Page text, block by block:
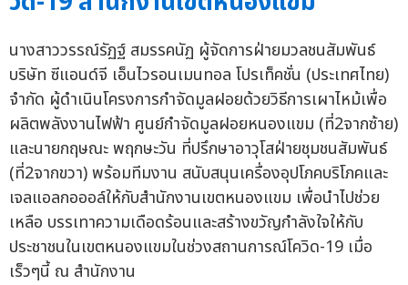
นางสาววรรณ์รัฏฐ์ สมรรคนัฏ ผู้จัดการฝ่ายมวลชนสัมพันธ์
บริษัท ซีแอนด์จี เอ็นไวรอนเมนทอล โปรเท็คชั่น (ประเทศไทย)
จำกัด ผู้ดำเนินโครงการกำจัดมูลฝอยด้วยวิธีการเผาไหม้เพื่อ
ผลิตพลังงานไฟฟ้า ศูนย์กำจัดมูลฝอยหนองแขม (ที่2จากซ้าย)
และนายกฤษณะ พฤกษะวัน ที่ปรึกษาอาวุโสฝ่ายชุมชนสัมพันธ์
(ที่2จากขวา) พร้อมทีมงาน สนับสนุนเครื่องอุปโภคบริโภคและ
เจลแอลกอออล์ให้กับสำนักงานเขตหนองแขม เพื่อนำไปช่วย
เหลือ บรรเทาความเดือดร้อนและสร้างขวัญกำลังใจให้กับ
ประชาชนในเขตหนองแขมในช่วงสถานการณ์โควิด-19 เมื่อ
เร็วๆนี้ ณ สำนักงาน